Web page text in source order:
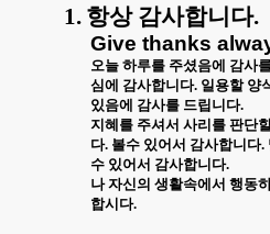
1. 항상 감사합니다.
Give thanks
오늘 하루를 주셨음에 감사
심에 감사합니다. 일용할 양
있음에 감사를 드립니다.
지혜를 주셔서 사리를 판단
다. 볼수 있어서 감사합니다.
수 있어서 감사합니다.
나 자신의 생활속에서 행동
합시다.